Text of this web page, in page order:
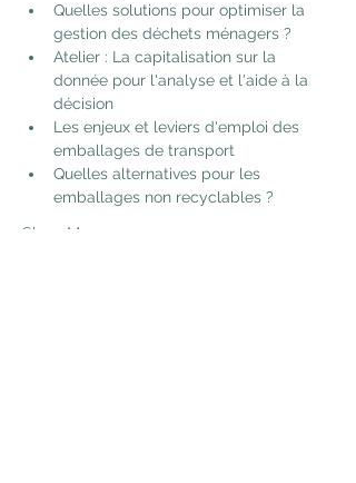
Quelles solutions pour optimiser la
gestion des déchets ménagers ?
Atelier : La capitalisation sur la
donnée pour l'analyse et l'aide à la
décision
Les enjeux et leviers d'emploi des
emballages de transport
Quelles alternatives pour les
emballages non recyclables ?
Show More